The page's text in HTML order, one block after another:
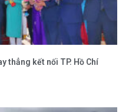
thẳng kết nối TP. Hồ Chí